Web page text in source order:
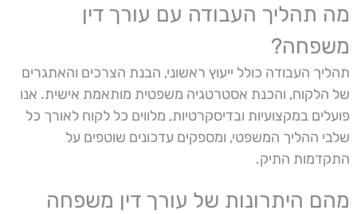
מה תהליך העבודה עם עורך דין
משפחה?
תהליך העבודה כולל ייעוץ ראשוני, הבנת הצרכים והאתגרים
של הלקוח, והכנת אסטרטגיה משפטית מותאמת אישית. אנו
פועלים במקצועיות ובדיסקרטיות, מלווים כל לקוח לאורך כל
שלבי ההליך המשפטי, ומספקים עדכונים שוטפים על
התקדמות התיק.
מהם היתרונות של עורך דין משפחה